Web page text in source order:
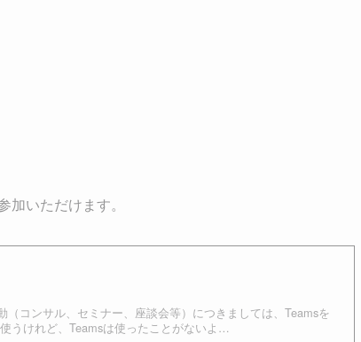
いただけます。
（コンサル、セミナー、座談会等）につきましては、Teamsを
うけれど、Teamsは使ったことがないよ…